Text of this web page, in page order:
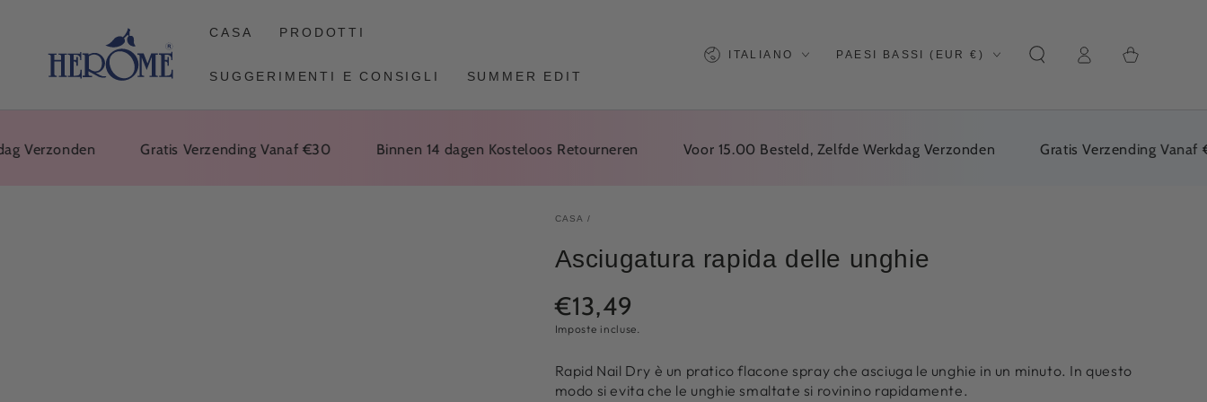
CASA PRODOTTI
SUGGERIMENTI E CONSIGLI SUMMER EDIT
Lingua
ITALIANO PAESI BASSI (EUR €) Login
della
Gratis Verzending Vanaf €30 Binnen 14 dagen Kosteloos Retourneren Voor 15.00 Besteld, Zelfde Werkdag Verzonden Gratis Verzending Vanaf €30
CASA /
Asciugatura rapida delle unghie
Prezzo
normale
€13,49
Imposte incluse.
Rapid Nail Dry è un pratico flacone spray che asciuga le unghie in un minuto. In questo
modo si evita che le unghie smaltate si rovinino rapidamente.